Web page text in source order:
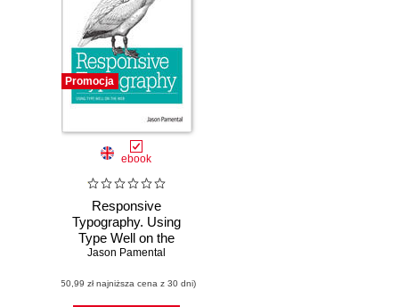
Promocja
ebook
Responsive
Typography. Using
Type Well on the
Web
Jason Pamental
(50,99 zł najniższa cena z 30 dni)